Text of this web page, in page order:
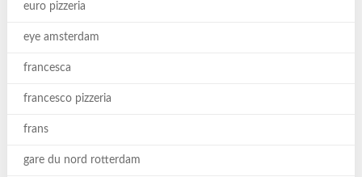
euro pizzeria
eye amsterdam
francesca
francesco pizzeria
frans
gare du nord rotterdam